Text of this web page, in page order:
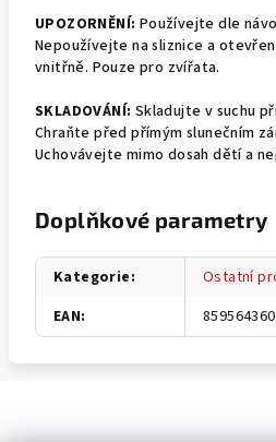
UPOZORNĚNÍ: Používejte dle
Nepoužívejte na sliznice a
vnitřně. Pouze pro zvířata.
SKLADOVÁNÍ: Skladujte v suchu
Chraňte před přímým slunečním
Uchovávejte mimo dosah dětí a
Doplňkové parametry
Kategorie:
Ostatní
EAN: